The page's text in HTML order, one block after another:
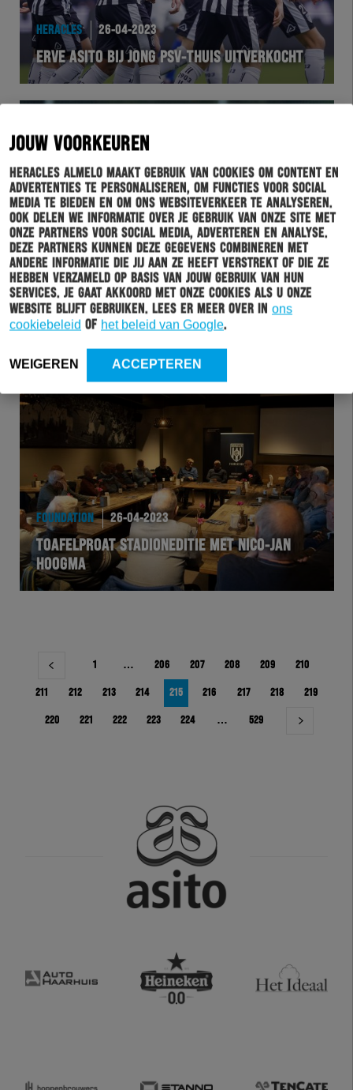
JOUW VOORKEUREN
Heracles Almelo maakt gebruik van cookies om content en
advertenties te personaliseren, om functies voor social
media te bieden en om ons websiteverkeer te analyseren.
Ook delen we informatie over je gebruik van onze site met
onze partners voor social media, adverteren en analyse.
Deze partners kunnen deze gegevens combineren met
andere informatie die jij aan ze heeft verstrekt of die ze
hebben verzameld op basis van jouw gebruik van hun
services. Je gaat akkoord met onze cookies als u onze
website blijft gebruiken. Lees er meer over in ons
cookiebeleid of het beleid van Google.
WEIGEREN ACCEPTEREN
HERACLES 26-04-2023
ERVE ASITO BIJ JONG PSV-THUIS UITVERKOCHT
HERACLES 26-04-2023
DE HISTORIE VAN HERACLES ALMELO – JONG PSV
FOUNDATION 26-04-2023
TOAFELPROAT STADIONEDITIE MET NICO-JAN
HOOGMA
Berichtnavigatie
1 … 206 207 208 209 210
211 212 213 214 215 216 217 218 219
220 221 222 223 224 … 529